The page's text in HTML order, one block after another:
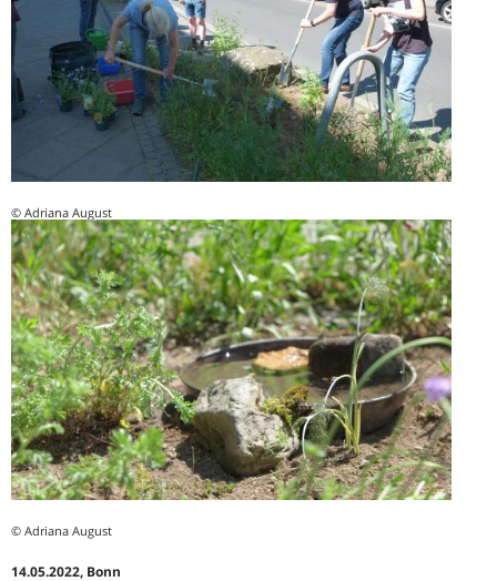
© Adriana August
© Adriana August
14.05.2022, Bonn